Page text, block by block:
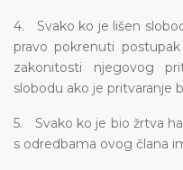
4. Svako ko je lišen
pravo pokrenuti
zakonitosti njegovog
slobodu ako je pritvaranje
5. Svako ko je bio žrtva
s odredbama ovog člana